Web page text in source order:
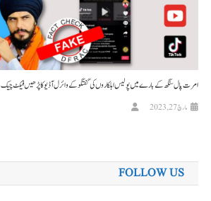
امرت پال سنگھ کے بارے میں پولیس اہلکاروں کی گفتگو کے وائرل آڈیو کا پڑھیں فیکٹ چیک
مارچ 27, 2023
FOLLOW US